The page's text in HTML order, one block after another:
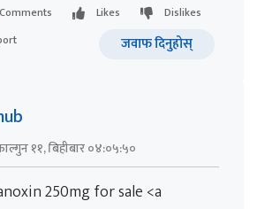
Comments Likes
Dislikes
जवाफ दिनुहोस्
११, बिहीबार ०४:०५:५०
250mg for sale <a